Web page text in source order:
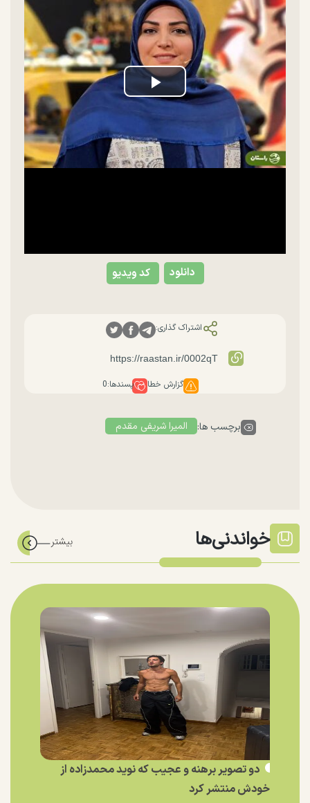
Play
Video
کد ویدیو دانلود
اشتراک گذاری:
گزارش خطا پسندها:0
برچسب ها: المیرا شریفی مقدم
خواندنی‌ها
دو تصویر برهنه و عجیب که نوید محمدزاده از
خودش منتشر کرد